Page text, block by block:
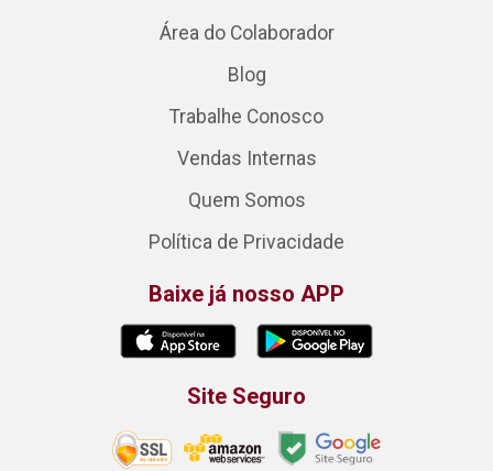
Área do Colaborador
Blog
Trabalhe Conosco
Vendas Internas
Quem Somos
Política de Privacidade
Baixe já nosso APP
Site Seguro